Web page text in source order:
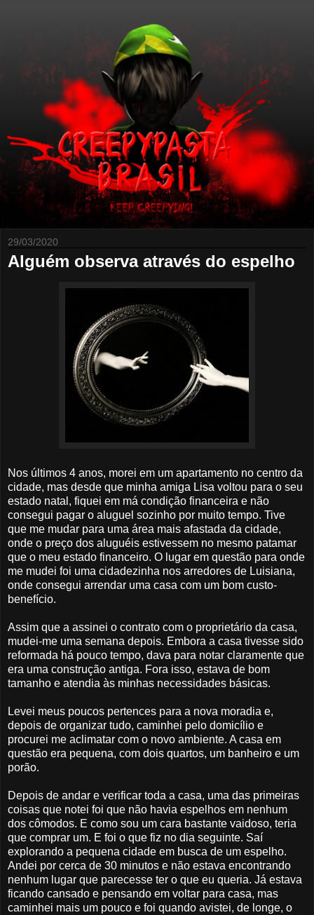
29/03/2020
Alguém observa através do espelho
Nos últimos 4 anos, morei em um apartamento no centro da
cidade, mas desde que minha amiga Lisa voltou para o seu
estado natal, fiquei em má condição financeira e não
consegui pagar o aluguel sozinho por muito tempo. Tive
que me mudar para uma área mais afastada da cidade,
onde o preço dos aluguéis estivessem no mesmo patamar
que o meu estado financeiro. O lugar em questão para onde
me mudei foi uma cidadezinha nos arredores de Luisiana,
onde consegui arrendar uma casa com um bom custo-
benefício.
Assim que a assinei o contrato com o proprietário da casa,
mudei-me uma semana depois. Embora a casa tivesse sido
reformada há pouco tempo, dava para notar claramente que
era uma construção antiga. Fora isso, estava de bom
tamanho e atendia às minhas necessidades básicas.
Levei meus poucos pertences para a nova moradia e,
depois de organizar tudo, caminhei pelo domicílio e
procurei me aclimatar com o novo ambiente. A casa em
questão era pequena, com dois quartos, um banheiro e um
porão.
Depois de andar e verificar toda a casa, uma das primeiras
coisas que notei foi que não havia espelhos em nenhum
dos cômodos. E como sou um cara bastante vaidoso, teria
que comprar um. E foi o que fiz no dia seguinte. Saí
explorando a pequena cidade em busca de um espelho.
Andei por cerca de 30 minutos e não estava encontrando
nenhum lugar que parecesse ter o que eu queria. Já estava
ficando cansado e pensando em voltar para casa, mas
caminhei mais um pouco e foi quando avistei, de longe, o